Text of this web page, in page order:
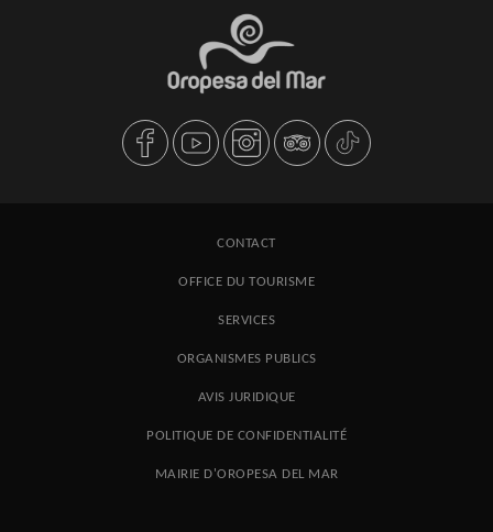
CONTACT
OFFICE DU TOURISME
SERVICES
ORGANISMES PUBLICS
AVIS JURIDIQUE
POLITIQUE DE CONFIDENTIALITÉ
MAIRIE D'OROPESA DEL MAR